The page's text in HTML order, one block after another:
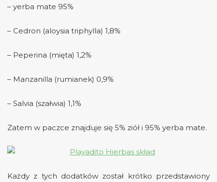
– yerba mate 95%
– Cedron (aloysia triphylla) 1,8%
– Peperina (mięta) 1,2%
– Manzanilla (rumianek) 0,9%
– Salvia (szałwia) 1,1%
Zatem w paczce znajduje się 5% ziół i 95% yerba mate.
Każdy z tych dodatków został krótko przedstawiony